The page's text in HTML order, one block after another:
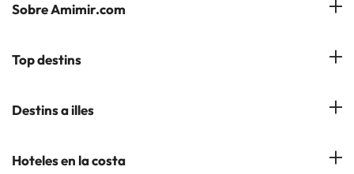
Sobre Amimir.com
¿Qui som?
Opinions
Top destins
Hotels a Salou
Hotels a Andorra la Vella
Destins a illes
Hotels a les Illes Balears
Hoteles en la costa